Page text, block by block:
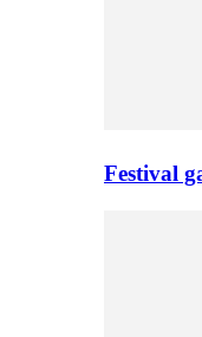
Festival